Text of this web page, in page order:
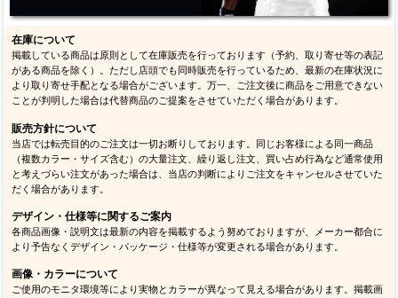
在庫について
掲載している商品は原則として在庫販売を行っております（予約、取り寄せ等の表記
がある商品を除く）。ただし店頭でも同時販売を行っているため、最新の在庫状況に
より取り寄せ手配となる場合がございます。万一、ご注文後に商品をご用意できない
ことが判明した場合は代替商品のご提案をさせていただく場合があります。
販売方針について
当店では転売目的のご注文は一切お断りしております。同じお客様による同一商品
（複数カラー・サイズ含む）の大量注文、繰り返し注文、買い占め行為など通常使用
と考えづらい注文があった場合は、当店の判断によりご注文をキャンセルさせていた
だく場合があります。
デザイン・仕様等に関するご案内
各商品画像・説明文は最新の内容を掲載するよう努めておりますが、メーカー都合に
より予告なくデザイン・パッケージ・仕様等が変更される場合があります。
画像・カラーについて
ご使用のモニタ環境等により実物とカラーが異なって見える場合があります。掲載画